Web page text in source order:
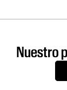
Nuestro